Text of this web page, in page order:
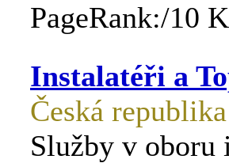
PageRank:/10
Instalatéři a
Česká republika
Služby v oboru